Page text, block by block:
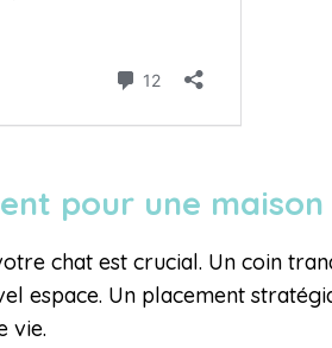
pour une
chat est crucial. Un coin
espace. Un placement
vie.